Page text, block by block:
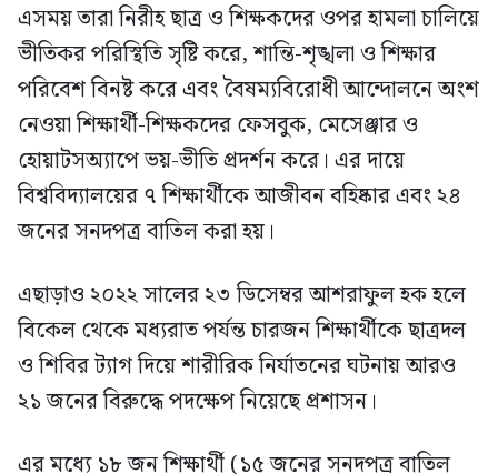
এসময় তারা নিরীহ ছাত্র ও শিক্ষকদের ওপর হামলা চালিয়ে
ভীতিকর পরিস্থিতি সৃষ্টি করে, শান্তি-শৃঙ্খলা ও শিক্ষার
পরিবেশ বিনষ্ট করে এবং বৈষম্যবিরোধী আন্দোলনে অংশ
নেওয়া শিক্ষার্থী-শিক্ষকদের ফেসবুক, মেসেঞ্জার ও
হোয়াটসঅ্যাপে ভয়-ভীতি প্রদর্শন করে। এর দায়ে
বিশ্ববিদ্যালয়ের ৭ শিক্ষার্থীকে আজীবন বহিষ্কার এবং ২৪
জনের সনদপত্র বাতিল করা হয়।
এছাড়াও ২০২২ সালের ২৩ ডিসেম্বর আশরাফুল হক হলে
বিকেল থেকে মধ্যরাত পর্যন্ত চারজন শিক্ষার্থীকে ছাত্রদল
ও শিবির ট্যাগ দিয়ে শারীরিক নির্যাতনের ঘটনায় আরও
২১ জনের বিরুদ্ধে পদক্ষেপ নিয়েছে প্রশাসন।
এর মধ্যে ১৮ জন শিক্ষার্থী (১৫ জনের সনদপত্র বাতিল